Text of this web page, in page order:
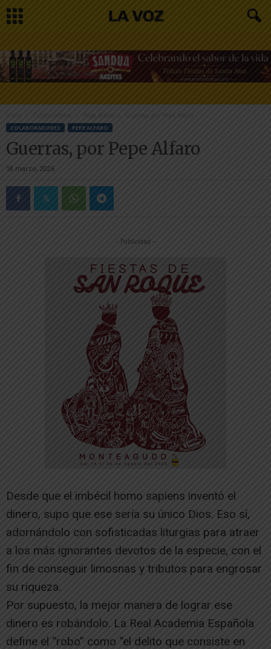
Inicio Colaboradores Pepe Alfaro Guerras, por Pepe Alfaro
COLABORADORES PEPE ALFARO
Guerras, por Pepe Alfaro
18 marzo, 2026
-- Publicidad --
Desde que el imbécil homo sapiens inventó el
dinero, supo que ese sería su único Dios. Eso sí,
adornándolo con sofisticadas liturgias para atraer
a los más ignorantes devotos de la especie, con el
fin de conseguir limosnas y tributos para engrosar
su riqueza.
Por supuesto, la mejor manera de lograr ese
dinero es robándolo. La Real Academia Española
define el “robo” como “el delito que consiste en